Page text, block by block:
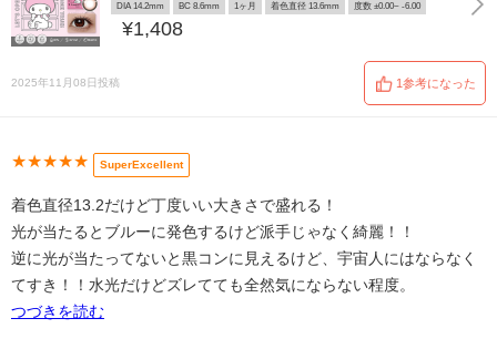
DIA 14.2mm BC 8.6mm 1ヶ月 着色直径 13.6mm 度数 ±0.00~ -6.00
¥1,408
2025年11月08日投稿 1参考になった
★★★★★ SuperExcellent
着色直径13.2だけど丁度いい大きさで盛れる！
光が当たるとブルーに発色するけど派手じゃなく綺麗！！
逆に光が当たってないと黒コンに見えるけど、宇宙人にはならなく
てすき！！水光だけどズレてても全然気にならない程度。
つづきを読む